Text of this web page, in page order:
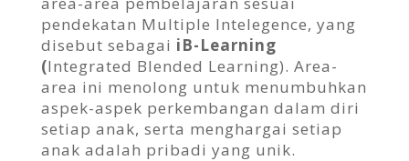
pendekatan Multiple Intelegence, yang
disebut sebagai iB-Learning
(Integrated Blended Learning). Area-
area ini menolong untuk menumbuhkan
aspek-aspek perkembangan dalam diri
setiap anak, serta menghargai setiap
anak adalah pribadi yang unik.